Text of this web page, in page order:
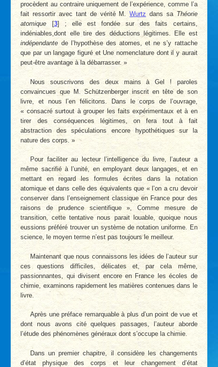
procèdent au contraire uniquement de l’expérience, comme l’a
fait ressortir avec tant de vérité M.Wurtzdans sa Théorie
atomique [3]
; elle est fondée sur des faits certains,
indéniables,dont elle tire des déductions légitimes. Elle est
indépendante de l’hypothèse des atomes, et ne s’y rattache
que par un langage figuré et Une nomenclature dont il y aurait
peut-être avantage à la débarrasser. »
Nous souscrivons des deux mains à Gel ! paroles
convaincues que M. Schützenberger inscrit en tête de son
livre, et nous l’en félicitons. Dans le corps de l’ouvrage,
« consacré surtout à grouper les faits expérimentaux et à en
tirer des conséquences légitimes, on fera tout à fait
abstraction des spéculations encore hypothétiques sur la
nature des corps. »
Pour faciliter au lecteur l’intelligence du livre, l’auteur a
même sacrifié à l’unité, en employant deux langages, et en
mettant en regard les formules écrites dans la notation
atomique et dans celle des équivalents que « l’on a cru devoir
conserver dans l’enseignement classique en France pour des
raisons de prudence scientifique », Comme mesure de
transition, cette tentative nous parait louable, quoique nous
eussions préféré trouver un système de notation uniforme. En
science, le moyen terme n’est pas toujours le meilleur.
Maintenant que nous connaissons les idées de l’auteur sur
ces questions difficiles, délicates et, par cela même,
passionnantes, qui divisent encore en France les écoles de
chimie, examinons rapidement les matières contenues dans le
livre.
Après une préface remarquable à plus d’un point de vue et
dont nous avons cité quelques passages, l’auteur aborde
l’étude des phénomènes généraux dont s’occupe la chimie.
Dans un premier chapitre, il considère les changements
d’état physique des corps et leur changement d’état